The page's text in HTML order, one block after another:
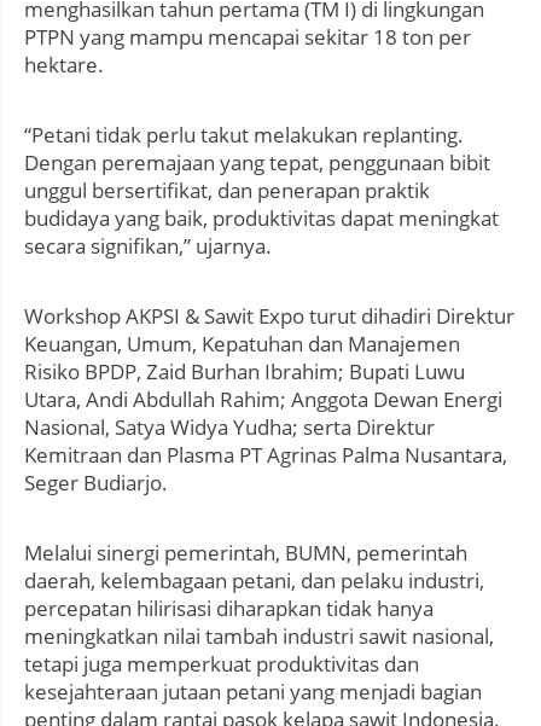
menghasilkan tahun pertama (TM I) di lingkungan
PTPN yang mampu mencapai sekitar 18 ton per
hektare.
“Petani tidak perlu takut melakukan replanting.
Dengan peremajaan yang tepat, penggunaan bibit
unggul bersertifikat, dan penerapan praktik
budidaya yang baik, produktivitas dapat meningkat
secara signifikan,” ujarnya.
Workshop AKPSI & Sawit Expo turut dihadiri Direktur
Keuangan, Umum, Kepatuhan dan Manajemen
Risiko BPDP, Zaid Burhan Ibrahim; Bupati Luwu
Utara, Andi Abdullah Rahim; Anggota Dewan Energi
Nasional, Satya Widya Yudha; serta Direktur
Kemitraan dan Plasma PT Agrinas Palma Nusantara,
Seger Budiarjo.
Melalui sinergi pemerintah, BUMN, pemerintah
daerah, kelembagaan petani, dan pelaku industri,
percepatan hilirisasi diharapkan tidak hanya
meningkatkan nilai tambah industri sawit nasional,
tetapi juga memperkuat produktivitas dan
kesejahteraan jutaan petani yang menjadi bagian
penting dalam rantai pasok kelapa sawit Indonesia.